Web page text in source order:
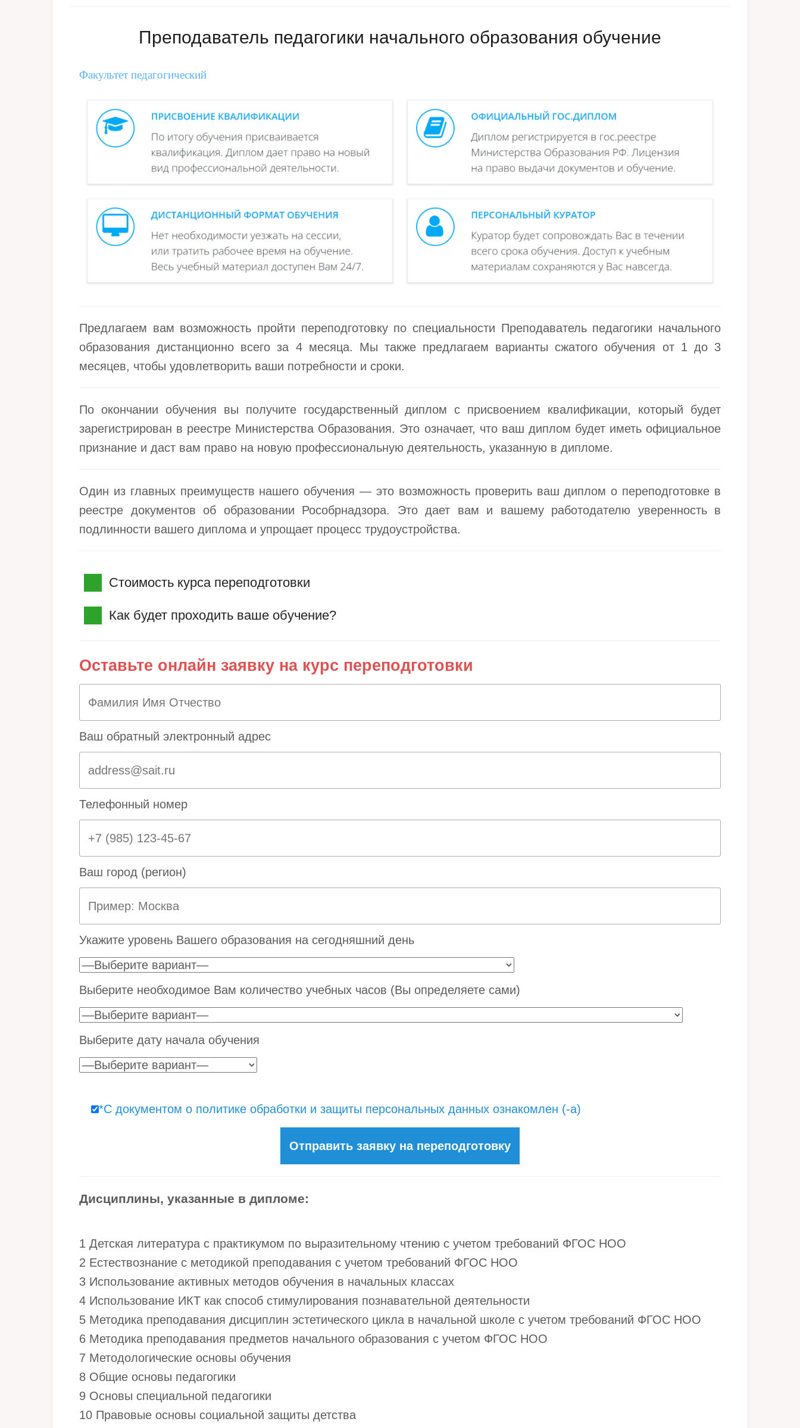
Преподаватель педагогики начального образования обучение
Факультет педагогический
Предлагаем вам возможность пройти переподготовку по специальности Преподаватель педагогики начального
образования дистанционно всего за 4 месяца. Мы также предлагаем варианты сжатого обучения от 1 до 3
месяцев, чтобы удовлетворить ваши потребности и сроки.
По окончании обучения вы получите государственный диплом с присвоением квалификации, который будет
зарегистрирован в реестре Министерства Образования. Это означает, что ваш диплом будет иметь официальное
признание и даст вам право на новую профессиональную деятельность, указанную в дипломе.
Один из главных преимуществ нашего обучения — это возможность проверить ваш диплом о переподготовке в
реестре документов об образовании Рособрнадзора. Это дает вам и вашему работодателю уверенность в
подлинности вашего диплома и упрощает процесс трудоустройства.
Стоимость курса переподготовки
Как будет проходить ваше обучение?
Оставьте онлайн заявку на курс переподготовки
Ваш обратный электронный адрес
Телефонный номер
Ваш город (регион)
Укажите уровень Вашего образования на сегодняшний день
Выберите необходимое Вам количество учебных часов (Вы определяете сами)
Выберите дату начала обучения
*С документом о политике обработки и защиты персональных данных ознакомлен (-а)
Дисциплины, указанные в дипломе:
1 Детская литература с практикумом по выразительному чтению с учетом требований ФГОС НОО
2 Естествознание с методикой преподавания с учетом требований ФГОС НОО
3 Использование активных методов обучения в начальных классах
4 Использование ИКТ как способ стимулирования познавательной деятельности
5 Методика преподавания дисциплин эстетического цикла в начальной школе с учетом требований ФГОС НОО
6 Методика преподавания предметов начального образования с учетом ФГОС НОО
7 Методологические основы обучения
8 Общие основы педагогики
9 Основы специальной педагогики
10 Правовые основы социальной защиты детства